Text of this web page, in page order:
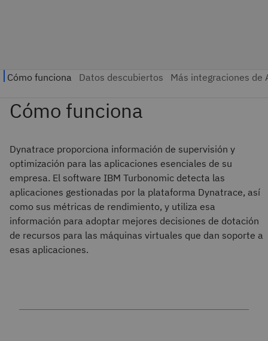
Dynatrace proporciona información de supervisión y
optimización para las aplicaciones esenciales de su
empresa. El software IBM Turbonomic detecta las
aplicaciones gestionadas por la plataforma Dynatrace, así
como sus métricas de rendimiento, y utiliza esa
información para adoptar mejores decisiones de dotación
de recursos para las máquinas virtuales que dan soporte a
esas aplicaciones.